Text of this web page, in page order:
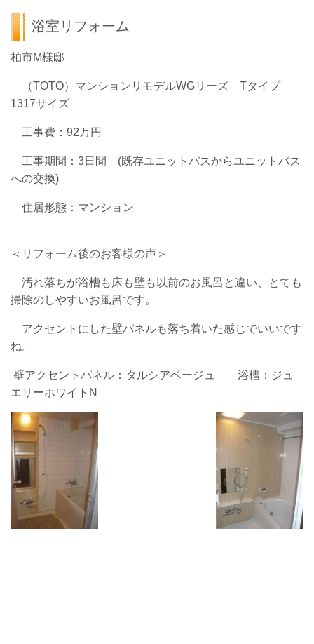
浴室リフォーム
柏市M様邸
（TOTO）マンションリモデルWGリーズ Tタイプ
1317サイズ
工事費：92万円
工事期間：3日間 (既存ユニットバスからユニットバス
への交換)
住居形態：マンション
＜リフォーム後のお客様の声＞
汚れ落ちが浴槽も床も壁も以前のお風呂と違い、とても
掃除のしやすいお風呂です。
アクセントにした壁パネルも落ち着いた感じでいいです
ね。
壁アクセントパネル：タルシアベージュ 浴槽：ジュ
エリーホワイトN